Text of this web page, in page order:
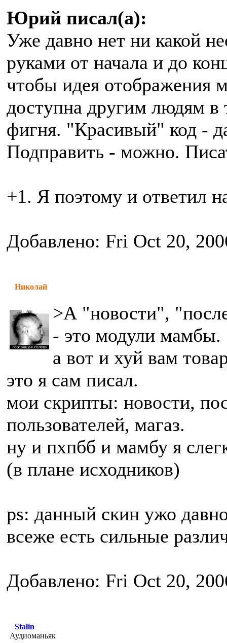
Юрий писал(а):
Уже давно нет ни какой
руками от начала и до
чтобы идея отображения
доступна другим людям в
фигня. "Красивый" код -
Подправить - можно.
+1. Я поэтому и ответил
Добавлено: Fri Oct 20,
Николай
>А "новости",
- это модули мамбы.
а вот и хуй вам
это я сам писал.
мои скрипты: новости,
пользователей, магаз.
ну и пхпбб и мамбу я
(в плане исходников)
ps: данный скин ужо
всеже есть сильные
Добавлено: Fri Oct 20,
Stalin
Аудиоманьяк